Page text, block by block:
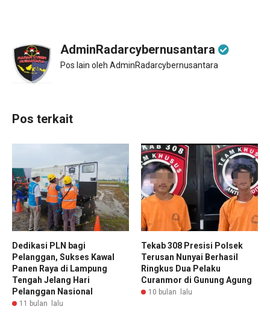
AdminRadarcybernusantara
Pos lain oleh AdminRadarcybernusantara
Pos terkait
Dedikasi PLN bagi
Pelanggan, Sukses Kawal
Panen Raya di Lampung
Tengah Jelang Hari
Pelanggan Nasional
11 bulan lalu
Tekab 308 Presisi Polsek
Terusan Nunyai Berhasil
Ringkus Dua Pelaku
Curanmor di Gunung Agung
10 bulan lalu